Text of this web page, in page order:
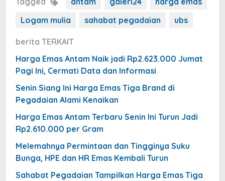
Logam mulia
sahabat pegadaian ubs
berita TERKAIT
Harga Emas Antam Naik jadi Rp2.623.000 Jumat
Pagi Ini, Cermati Data dan Informasi
Senin Siang Ini Harga Emas Tiga Brand di
Pegadaian Alami Kenaikan
Harga Emas Antam Terbaru Senin Ini Turun Jadi
Rp2.610.000 per Gram
Melemahnya Permintaan dan Tingginya Suku
Bunga, HPE dan HR Emas Kembali Turun
Sahabat Pegadaian Tampilkan Harga Emas Tiga